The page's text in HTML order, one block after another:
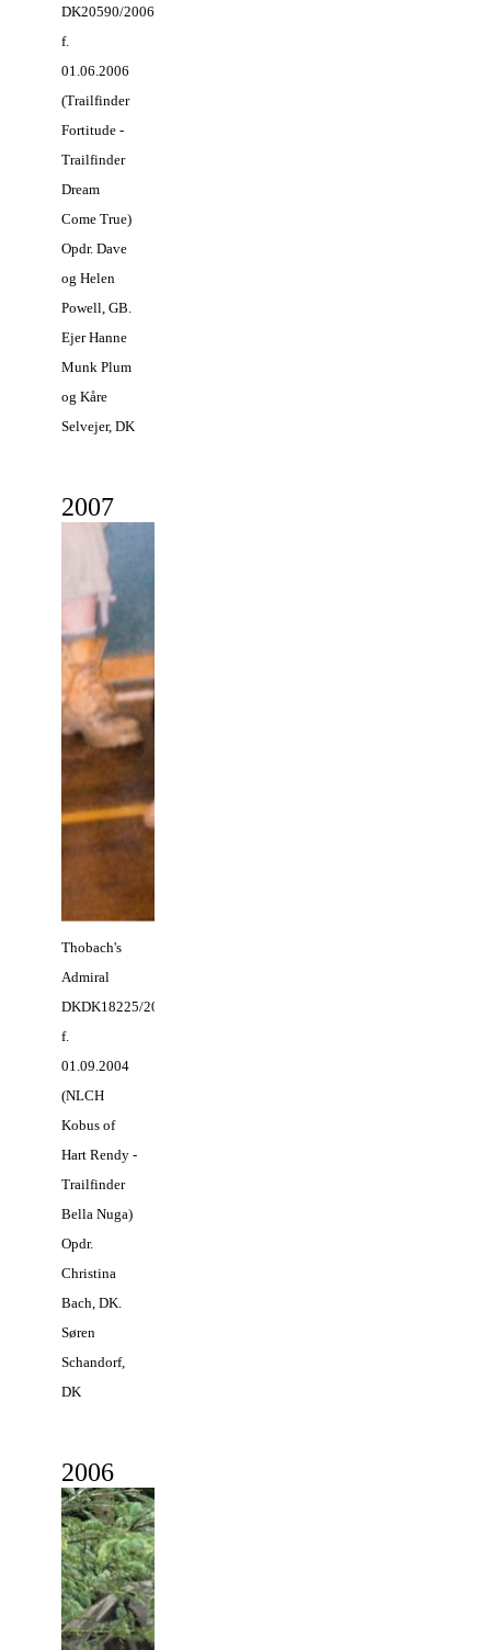
DK20590/2006
f.
01.06.2006
(Trailfinder
Fortitude -
Trailfinder
Dream
Come True)
Opdr. Dave
og Helen
Powell, GB.
Ejer Hanne
Munk Plum
og Kåre
Selvejer, DK
2007
Thobach's
Admiral
DKDK18225/2004
f.
01.09.2004
(NLCH
Kobus of
Hart Rendy -
Trailfinder
Bella Nuga)
Opdr.
Christina
Bach, DK.
Søren
Schandorf,
DK
2006